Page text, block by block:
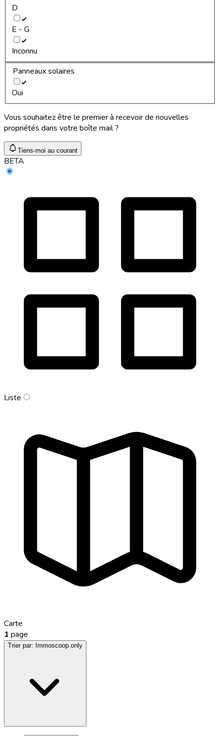
D
E - G
Inconnu
Panneaux solaires
Oui
Vous souhaitez être le premier à recevoir de nouvelles
propriétés dans votre boîte mail ?
Tiens-moi au courant
BETA
Liste
Carte
1 page
Trier par: Immoscoop only